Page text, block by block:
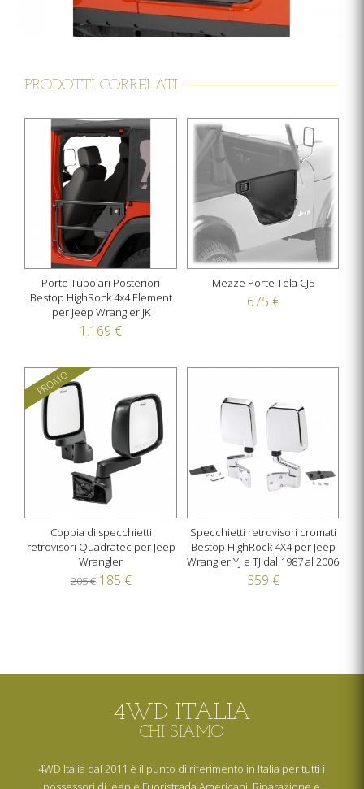
PRODOTTI CORRELATI
Porte Tubolari Posteriori
Bestop HighRock 4x4 Element
per Jeep Wrangler JK
1.169 €
Mezze Porte Tela CJ5
675 €
PROMO
Coppia di specchietti
retrovisori Quadratec per Jeep
Wrangler
205 € 185 €
Specchietti retrovisori cromati
Bestop HighRock 4X4 per Jeep
Wrangler YJ e TJ dal 1987 al 2006
359 €
4WD ITALIA
CHI SIAMO
4WD Italia dal 2011 è il punto di riferimento in Italia per tutti i